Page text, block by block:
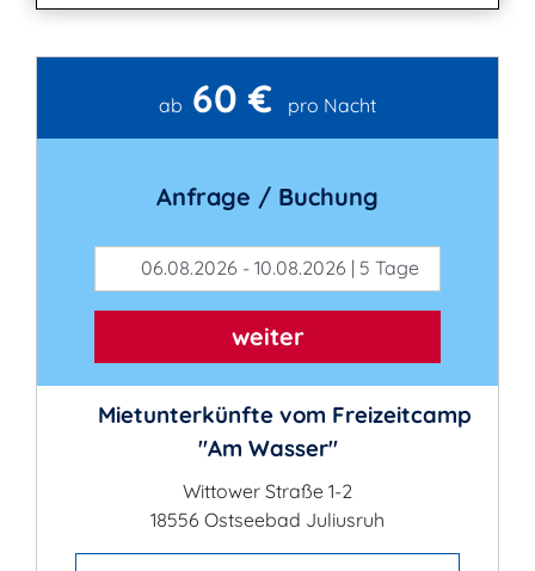
Kontakt
ab 60 € pro Nacht
Anfrage / Buchung
06.08.2026 - 10.08.2026 | 5 Tage
weiter
Mietunterkünfte vom Freizeitcamp
"Am Wasser"
Wittower Straße 1-2
18556 Ostseebad Juliusruh